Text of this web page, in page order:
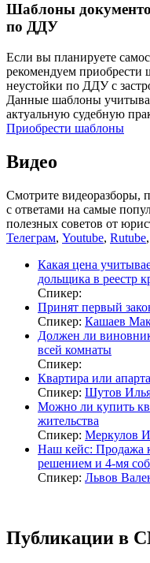
Шаблоны
по ДДУ
Если вы планируете
рекомендуем приобрести
неустойки по ДДУ с
Данные шаблоны
актуальную судебную
Приобрести шаблоны
Видео
Смотрите видеоразборы,
с ответами на самые
полезных советов от
Телеграм, Youtube, Rutube,
Какая цена
дольщика в реестр
Спикер:
Принят первый
Спикер: Кашаев
Должен ли
всей комнаты
Спикер:
Квартира или
Спикер: Шутов
Можно ли купить
жительства
Спикер: Меркулов
Наш кейс: Продажа
решением и 4-мя
Спикер: Львов
Публикации в